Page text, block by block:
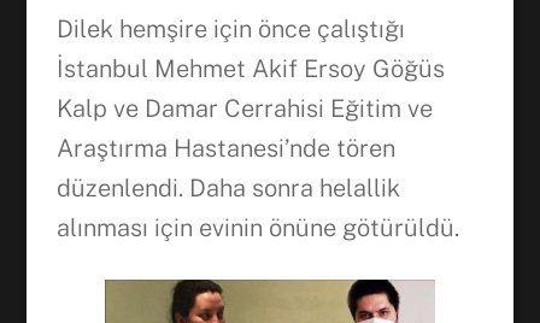
Dilek hemşire için önce çalıştığı
İstanbul Mehmet Akif Ersoy Göğüs
Kalp ve Damar Cerrahisi Eğitim ve
Araştırma Hastanesi’nde tören
düzenlendi. Daha sonra helallik
alınması için evinin önüne götürüldü.